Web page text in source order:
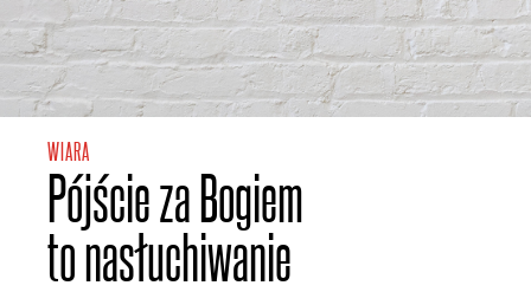
WIARA
Pójście za Bogiem
to nasłuchiwanie